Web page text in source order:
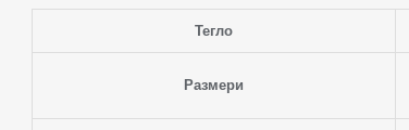
Тегло
Размери